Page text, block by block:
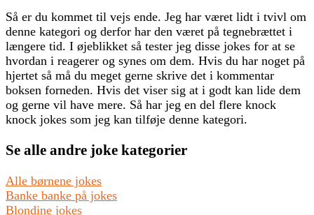
Så er du kommet til vejs ende. Jeg har været lidt i tvivl om
denne kategori og derfor har den været på tegnebrættet i
længere tid. I øjeblikket så tester jeg disse jokes for at se
hvordan i reagerer og synes om dem. Hvis du har noget på
hjertet så må du meget gerne skrive det i kommentar
boksen forneden. Hvis det viser sig at i godt kan lide dem
og gerne vil have mere. Så har jeg en del flere knock
knock jokes som jeg kan tilføje denne kategori.
Se alle andre joke kategorier
Alle børnene jokes
Banke banke på jokes
Blondine jokes